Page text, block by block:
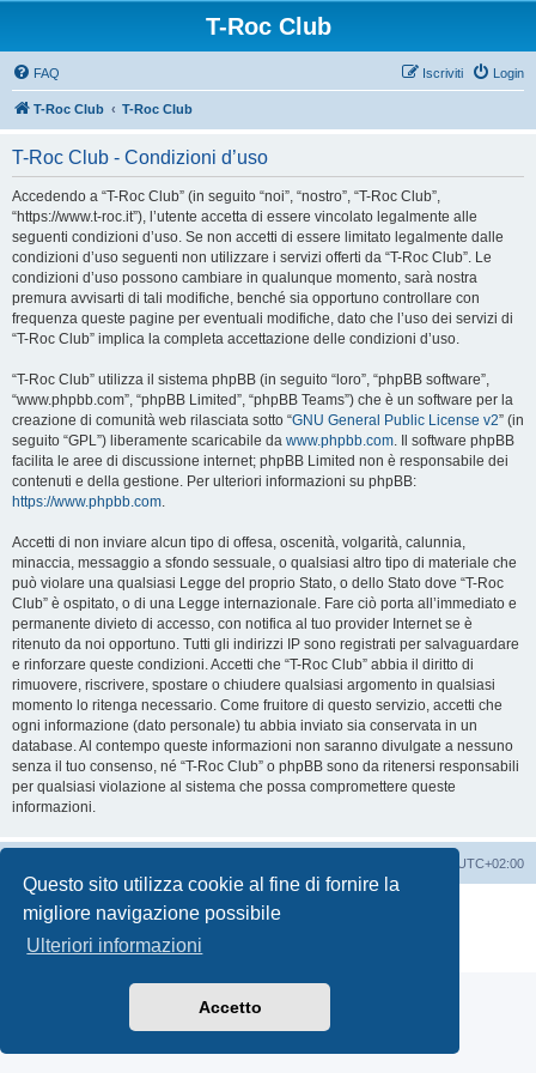
Questo sito utilizza cookie al fine di fornire la
migliore navigazione possibile
Ulteriori informazioni
Accetto
T-Roc Club
FAQ Login
Iscriviti
T-Roc Club T-Roc Club
T-Roc Club - Condizioni d’uso
Accedendo a “T-Roc Club” (in seguito “noi”, “nostro”, “T-Roc Club”,
“https://www.t-roc.it”), l’utente accetta di essere vincolato legalmente alle
seguenti condizioni d’uso. Se non accetti di essere limitato legalmente dalle
condizioni d’uso seguenti non utilizzare i servizi offerti da “T-Roc Club”. Le
condizioni d’uso possono cambiare in qualunque momento, sarà nostra
premura avvisarti di tali modifiche, benché sia opportuno controllare con
frequenza queste pagine per eventuali modifiche, dato che l’uso dei servizi di
“T-Roc Club” implica la completa accettazione delle condizioni d’uso.
“T-Roc Club” utilizza il sistema phpBB (in seguito “loro”, “phpBB software”,
“www.phpbb.com”, “phpBB Limited”, “phpBB Teams”) che è un software per la
creazione di comunità web rilasciata sotto “GNU General Public License v2” (in
seguito “GPL”) liberamente scaricabile da www.phpbb.com. Il software phpBB
facilita le aree di discussione internet; phpBB Limited non è responsabile dei
contenuti e della gestione. Per ulteriori informazioni su phpBB:
https://www.phpbb.com.
Accetti di non inviare alcun tipo di offesa, oscenità, volgarità, calunnia,
minaccia, messaggio a sfondo sessuale, o qualsiasi altro tipo di materiale che
può violare una qualsiasi Legge del proprio Stato, o dello Stato dove “T-Roc
Club” è ospitato, o di una Legge internazionale. Fare ciò porta all’immediato e
permanente divieto di accesso, con notifica al tuo provider Internet se è
ritenuto da noi opportuno. Tutti gli indirizzi IP sono registrati per salvaguardare
e rinforzare queste condizioni. Accetti che “T-Roc Club” abbia il diritto di
rimuovere, riscrivere, spostare o chiudere qualsiasi argomento in qualsiasi
momento lo ritenga necessario. Come fruitore di questo servizio, accetti che
ogni informazione (dato personale) tu abbia inviato sia conservata in un
database. Al contempo queste informazioni non saranno divulgate a nessuno
senza il tuo consenso, né “T-Roc Club” o phpBB sono da ritenersi responsabili
per qualsiasi violazione al sistema che possa compromettere queste
informazioni.
UTC+02:00
Creato da
® Forum Software © phpBB Limited
Traduzione Italiana